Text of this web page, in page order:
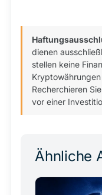
dienen
stellen keine
Recherchieren
vor einer
Ähnliche